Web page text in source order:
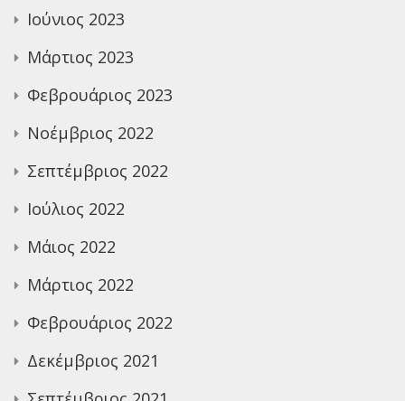
Ιούνιος 2023
Μάρτιος 2023
Φεβρουάριος 2023
Νοέμβριος 2022
Σεπτέμβριος 2022
Ιούλιος 2022
Μάιος 2022
Μάρτιος 2022
Φεβρουάριος 2022
Δεκέμβριος 2021